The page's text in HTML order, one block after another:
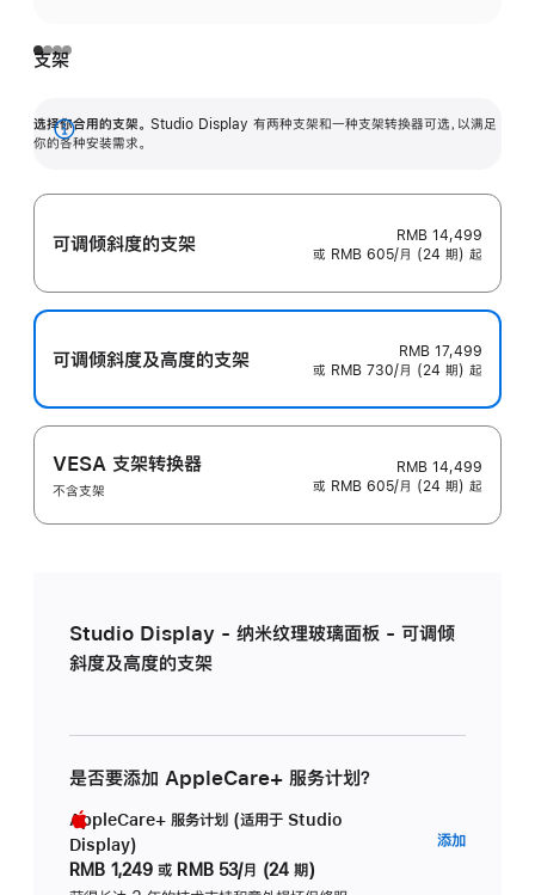
支架
选择你合用的支架。 Studio Display 有两种支架和一种支架转换器可选，以满足
你的各种安装需求。
展
可调倾斜度的支架
RMB 14,499
或 RMB 605/月 (24 期) 起
可调倾斜度及高‍度的支‍架
RMB 17,499
或 RMB 730/月 (24 期) 起
VESA 支架转换器
不含支架
RMB 14,499
或 RMB 605/月 (24 期) 起
Studio Display - 纳米纹理玻璃面板 - 可调倾
斜度及高度的支架
是否要添加 AppleCare+ 服务计划？
AppleCare+ 服务计划 (适用于 Studio
Display)
RMB 1,249 或 RMB 53/月 (24 期)
添加